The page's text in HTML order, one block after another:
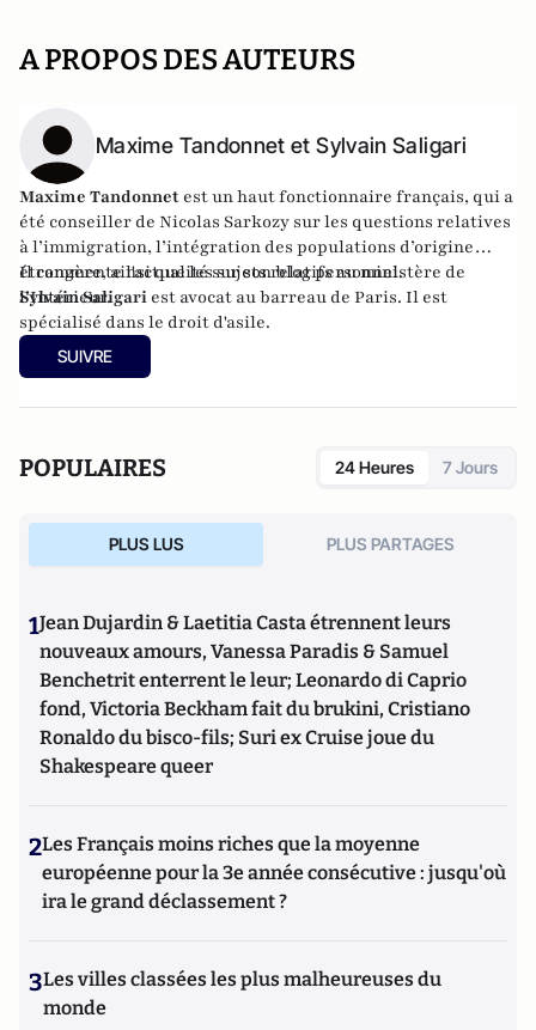
A PROPOS DES AUTEURS
Maxime Tandonnet et Sylvain Saligari
Maxime Tandonnet est un haut fonctionnaire français, qui a
été conseiller de Nicolas Sarkozy sur les questions relatives
à l’immigration, l’intégration des populations d’origine
étrangère, ainsi que les sujets relatifs au ministère de
l’Intérieur.
Il commente l'actualité sur sonblog personnel.
Sylvain Saligari est avocat au barreau de Paris. Il est
spécialisé dans le droit d'asile.
SUIVRE
POPULAIRES 24 Heures 7 Jours
PLUS LUS PLUS PARTAGES
1Jean Dujardin & Laetitia Casta étrennent leurs
nouveaux amours, Vanessa Paradis & Samuel
Benchetrit enterrent le leur; Leonardo di Caprio
fond, Victoria Beckham fait du brukini, Cristiano
Ronaldo du bisco-fils; Suri ex Cruise joue du
Shakespeare queer
2Les Français moins riches que la moyenne
européenne pour la 3e année consécutive : jusqu'où
ira le grand déclassement ?
3Les villes classées les plus malheureuses du
monde